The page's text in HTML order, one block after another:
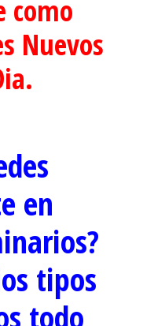
como
Nuevos
en
tipos
todo